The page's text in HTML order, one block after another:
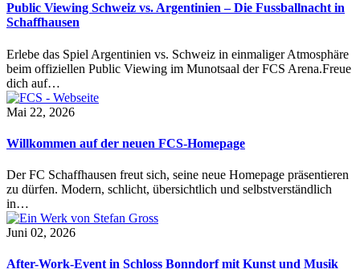
Public Viewing Schweiz vs. Argentinien – Die Fussballnacht in
Schaffhausen
Erlebe das Spiel Argentinien vs. Schweiz in einmaliger Atmosphäre
beim offiziellen Public Viewing im Munotsaal der FCS Arena.Freue
dich auf…
Mai 22, 2026
Willkommen auf der neuen FCS-Homepage
Der FC Schaffhausen freut sich, seine neue Homepage präsentieren
zu dürfen. Modern, schlicht, übersichtlich und selbstverständlich
in…
Juni 02, 2026
After-Work-Event in Schloss Bonndorf mit Kunst und Musik